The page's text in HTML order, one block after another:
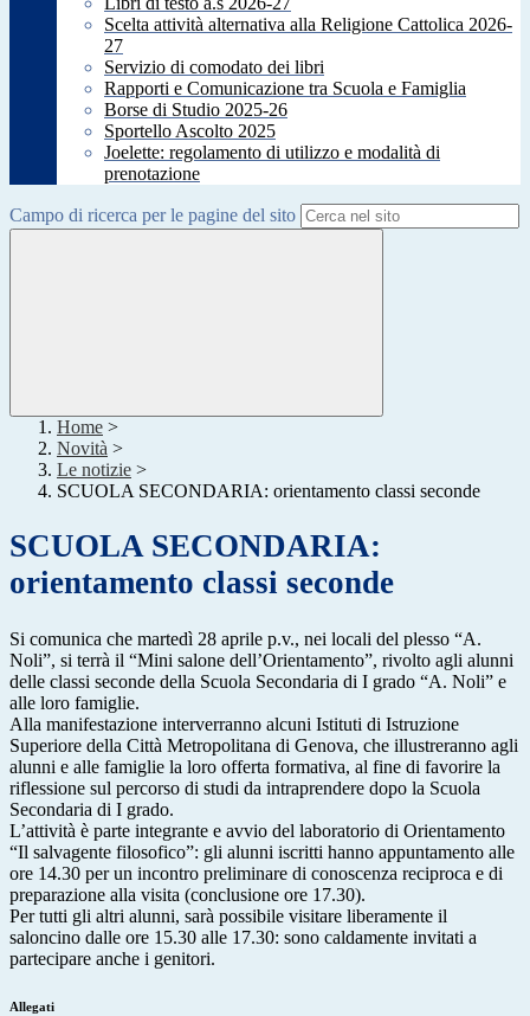
Scelta attività alternativa alla Religione Cattolica 2026-
27
Servizio di comodato dei libri
Rapporti e Comunicazione tra Scuola e Famiglia
Borse di Studio 2025-26
Sportello Ascolto 2025
Joelette: regolamento di utilizzo e modalità di
prenotazione
Campo di ricerca per le pagine del sito
Home >
Novità >
Le notizie >
SCUOLA SECONDARIA: orientamento classi seconde
SCUOLA SECONDARIA:
orientamento classi seconde
Si comunica che martedì 28 aprile p.v., nei locali del plesso “A.
Noli”, si terrà il “Mini salone dell’Orientamento”, rivolto agli alunni
delle classi seconde della Scuola Secondaria di I grado “A. Noli” e
alle loro famiglie.
Alla manifestazione interverranno alcuni Istituti di Istruzione
Superiore della Città Metropolitana di Genova, che illustreranno agli
alunni e alle famiglie la loro offerta formativa, al fine di favorire la
riflessione sul percorso di studi da intraprendere dopo la Scuola
Secondaria di I grado.
L’attività è parte integrante e avvio del laboratorio di Orientamento
“Il salvagente filosofico”: gli alunni iscritti hanno appuntamento alle
ore 14.30 per un incontro preliminare di conoscenza reciproca e di
preparazione alla visita (conclusione ore 17.30).
Per tutti gli altri alunni, sarà possibile visitare liberamente il
saloncino dalle ore 15.30 alle 17.30: sono caldamente invitati a
partecipare anche i genitori.
Allegati